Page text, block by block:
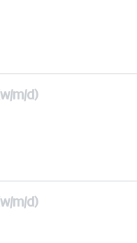
m/d)
m/d)